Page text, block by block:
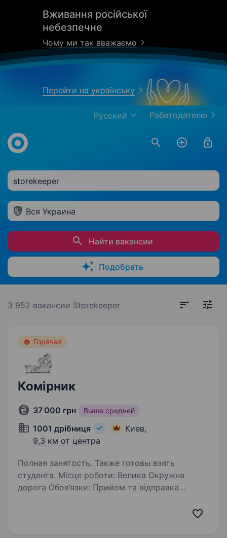
Вживання російської
небезпечне
Чому ми так вважаємо
Перейти на українську
Работодателю
Русский
storekeeper
Вся Украина
Найти вакансии
Подобрать
3 952 вакансии Storekeeper
Горячая
Комірник
37 000 грн Выше средней
1001 дрібниця
Киев,
9,3 км от центра
Полная занятость. Также готовы взять
студента. Місце роботи: Велика Окружна
дорога Обов’язки: Прийом та відправка